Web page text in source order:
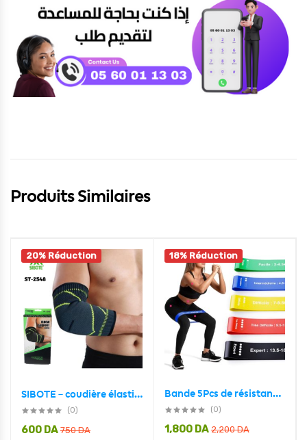
Produits Similaires
20% Réduction
SIBOTE – coudière élastique, protection, compression
(0)
750DA
600 DA
18% Réduction
Bande 5Pcs de résistance élastique extensible pour l’entraînement
(0)
2,200DA
1,800 DA